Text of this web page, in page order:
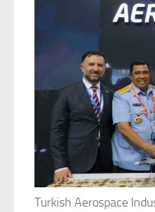
Turkish Aerospace